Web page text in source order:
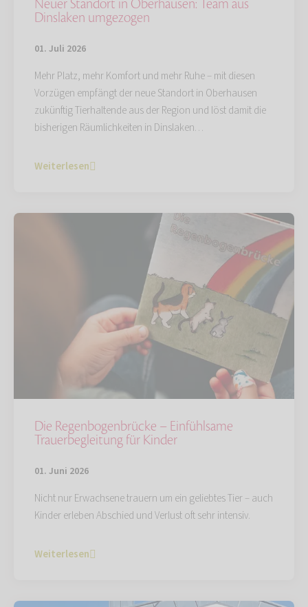
Neuer Standort in Oberhausen: Team aus
Dinslaken umgezogen
01. Juli 2026
Mehr Platz, mehr Komfort und mehr Ruhe – mit diesen
Vorzügen empfängt der neue Standort in Oberhausen
zukünftig Tierhaltende aus der Region und löst damit die
bisherigen Räumlichkeiten in Dinslaken…
Weiterlesen
Die Regenbogenbrücke – Einfühlsame
Trauerbegleitung für Kinder
01. Juni 2026
Nicht nur Erwachsene trauern um ein geliebtes Tier – auch
Kinder erleben Abschied und Verlust oft sehr intensiv.
Weiterlesen